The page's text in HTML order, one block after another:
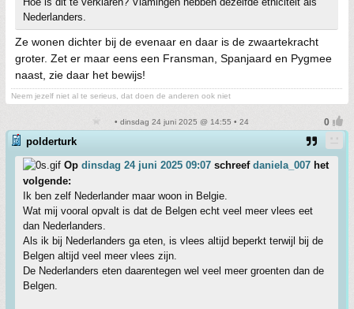
Nederlanders.
Ze wonen dichter bij de evenaar en daar is de zwaartekracht
groter. Zet er maar eens een Fransman, Spanjaard en Pygmee
naast, zie daar het bewijs!
Neem jezelf niet al te serieus, dat doen de anderen ook niet
• dinsdag 24 juni 2025 @ 14:55 • 24
polderturk
Op dinsdag 24 juni 2025 09:07 schreef daniela_007 het
volgende:
Ik ben zelf Nederlander maar woon in Belgie.
Wat mij vooral opvalt is dat de Belgen echt veel meer vlees eet
dan Nederlanders.
Als ik bij Nederlanders ga eten, is vlees altijd beperkt terwijl bij de
Belgen altijd veel meer vlees zijn.
De Nederlanders eten daarentegen wel veel meer groenten dan de
Belgen.